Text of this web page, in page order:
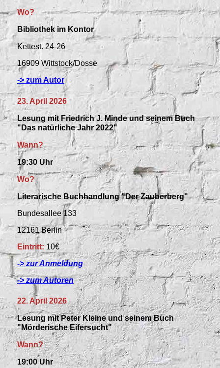
Wo?
Bibliothek im Kontor
Kettest. 24-26
16909 Wittstock/Dosse
-> zum Autor
23. April 2026
Lesung mit Friedrich J. Minde und seinem Buch
"Das natürliche Jahr 2022"
Wann?
19:30 Uhr
Wo?
Literarische Buchhandlung "DerZauberberg"
Bundesallee 133
12161 Berlin
Eintritt:10€
-> zur Anmeldung
-> zum Autoren
22. April 2026
Lesung mit Peter Kleine und seinem Buch
"Mörderische Eifersucht"
Wann?
19:00 Uhr